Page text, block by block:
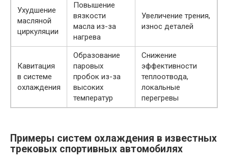
Ухудшение
масляной
циркуляции
Повышение
вязкости
масла из-за
нагрева
Увеличение трения,
износ деталей
Кавитация
в системе
охлаждения
Образование
паровых
пробок из-за
высоких
температур
Снижение
эффективности
теплоотвода,
локальные
перегревы
Примеры систем охлаждения в известных
трековых спортивных автомобилях